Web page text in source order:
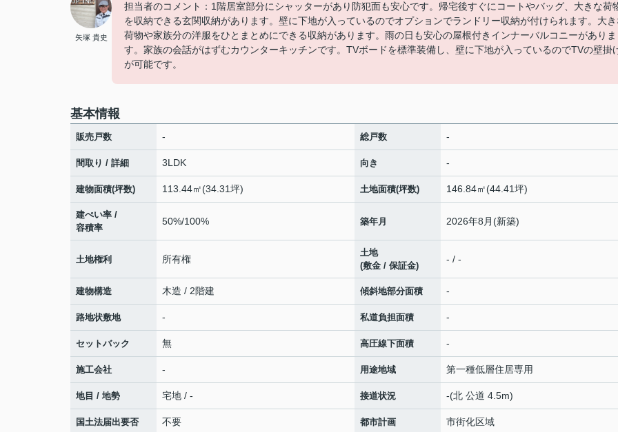
矢塚 貴史
担当者のコメント：1階居室部分にシャッターがあり防犯面も安心です。帰宅後すぐにコートやバッグ、大きな荷
を収納できる玄関収納があります。壁に下地が入っているのでオプションでランドリー収納が付けられます。大き
荷物や家族分の洋服をひとまとめにできる収納があります。雨の日も安心の屋根付きインナーバルコニーがありま
す。家族の会話がはずむカウンターキッチンです。TVボードを標準装備し、壁に下地が入っているのでTVの壁掛
が可能です。
基本情報
販売戸数 - 総戸数 -
間取り / 詳細 3LDK 向き -
建物面積(坪数) 113.44㎡(34.31坪) 土地面積(坪数) 146.84㎡(44.41坪)
建ぺい率 /
容積率
50%/100% 築年月 2026年8月(新築)
土地権利 所有権
土地
(敷金 / 保証金)
- / -
建物構造 木造 / 2階建 傾斜地部分面積 -
路地状敷地 - 私道負担面積 -
セットバック 無 高圧線下面積 -
施工会社 - 用途地域 第一種低層住居専用
地目 / 地勢 宅地 / - 接道状況 -(北 公道 4.5m)
国土法届出要否 不要 都市計画 市街化区域